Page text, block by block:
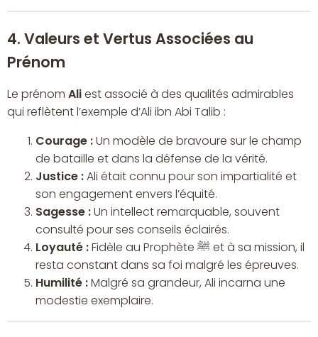
4. Valeurs et Vertus Associées au
Prénom
Le prénom Aliest associé à des qualités admirables
qui reflètent l’exemple d’Ali ibn Abi Talib :
Courage :Un modèle de bravoure sur le champ
de bataille et dans la défense de la vérité.
Justice :Ali était connu pour son impartialité et
son engagement envers l’équité.
Sagesse :Un intellect remarquable, souvent
consulté pour ses conseils éclairés.
Loyauté :Fidèle au Prophète ﷺ et à sa mission, il
resta constant dans sa foi malgré les épreuves.
Humilité :Malgré sa grandeur, Ali incarna une
modestie exemplaire.